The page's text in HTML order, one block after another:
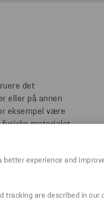
better experience and
tracking are described in our
det
eller på annen
eksempel være
fysiske materialet
av ulike
utstyr på er 100